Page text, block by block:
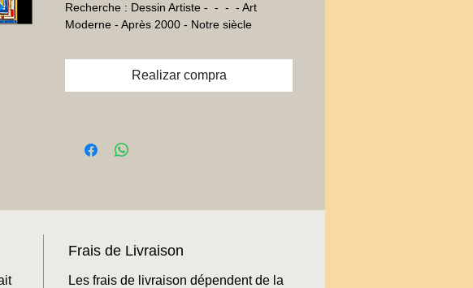
Recherche : Dessin Artiste -  -  -  - Art
Moderne - Après 2000 - Notre siècle
Realizar compra
Frais de Livraison
Les frais de livraison dépendent de la